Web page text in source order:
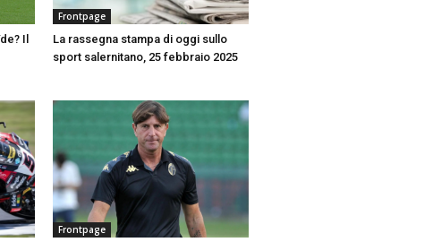
Il
Frontpage
La rassegna stampa di oggi sullo
sport salernitano, 25 febbraio 2025
Frontpage